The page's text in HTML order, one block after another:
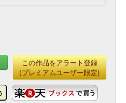
この作品をアラート登録
(プレミアムユーザー限定)